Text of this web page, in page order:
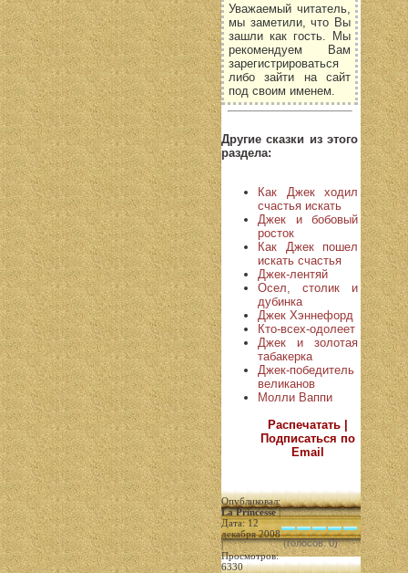
Уважаемый читатель,
мы заметили, что Вы
зашли как гость. Мы
рекомендуем Вам
зарегистрироваться
либо зайти на сайт
под своим именем.
Другие сказки из этого
раздела:
Как Джек ходил
счастья искать
Джек и бобовый
росток
Как Джек пошел
искать счастья
Джек-лентяй
Осел, столик и
дубинка
Джек Хэннефорд
Кто-всех-одолеет
Джек и золотая
табакерка
Джек-победитель
великанов
Молли Ваппи
Распечатать |
Подписаться по
Email
Опубликовал:
La Princesse|
Дата: 12
декабря 2008
|
Просмотров:
6330
(голосов: 0)